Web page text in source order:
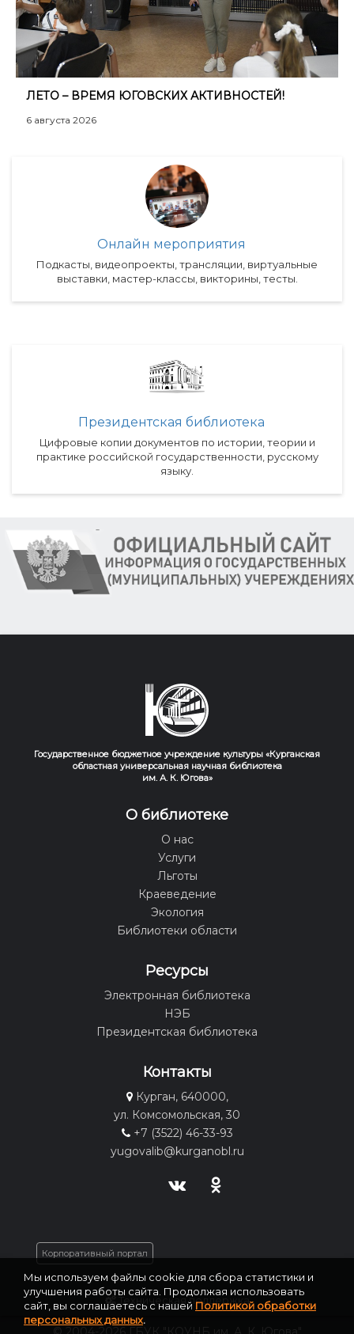
ЛЕТО – ВРЕМЯ ЮГОВСКИХ АКТИВНОСТЕЙ!
6 августа 2026
Онлайн мероприятия
Подкасты, видеопроекты, трансляции, виртуальные
выставки, мастер-классы, викторины, тесты.
Президентская библиотека
Цифровые копии документов по истории, теории и
практике российской государственности, русскому
языку.
Государственное бюджетное учреждение культуры «Курганская
областная универсальная научная библиотека
им. А. К. Югова»
О библиотеке
О нас
Услуги
Льготы
Краеведение
Экология
Библиотеки области
Ресурсы
Электронная библиотека
НЭБ
Президентская библиотека
Контакты
Курган, 640000,
ул. Комсомольская, 30
+7 (3522) 46-33-93
yugovalib@kurganobl.ru
Корпоративный портал
Техническая поддержка
Мы используем файлы cookie для сбора статистики и
улучшения работы сайта. Продолжая использовать
сайт, вы соглашаетесь с нашей Политикой обработки
персональных данных.